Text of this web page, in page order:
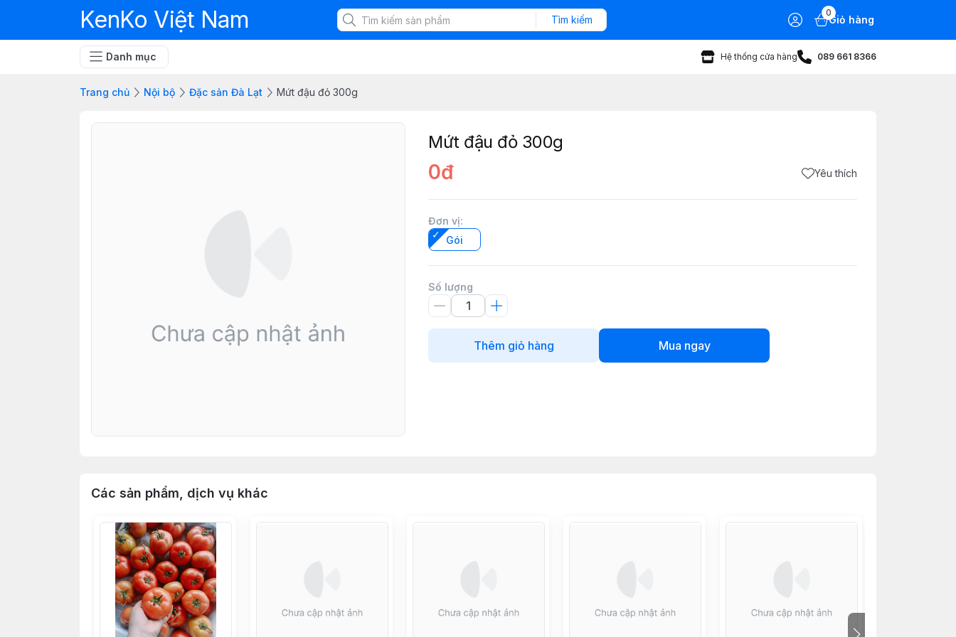
KenKo Việt Nam Tìm kiếm
0
Giỏ hàng
Danh mục Hệ thống cửa hàng 089 661 8366
Trang chủ Nội bộ Đặc sản Đà Lạt Mứt đậu đỏ 300g
Mứt đậu đỏ 300g
0đ Yêu thích
Đơn vị:
Gói
Số lượng
Thêm giỏ hàng Mua ngay
Các sản phẩm, dịch vụ khác